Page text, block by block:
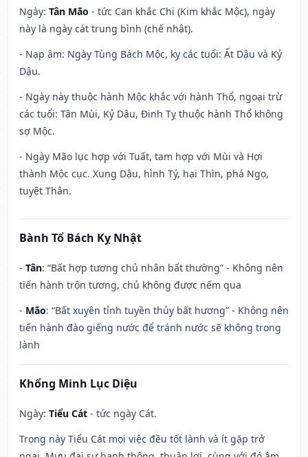
Ngày: Tân Mão - tức Can khắc Chi (Kim khắc Mộc), ngày
này là ngày cát trung bình (chế nhật).
- Nạp âm: Ngày Tùng Bách Mộc, kỵ các tuổi: Ất Dậu và Kỷ
Dậu.
- Ngày này thuộc hành Mộc khắc với hành Thổ, ngoại trừ
các tuổi: Tân Mùi, Kỷ Dậu, Đinh Tỵ thuộc hành Thổ không
sợ Mộc.
- Ngày Mão lục hợp với Tuất, tam hợp với Mùi và Hợi
thành Mộc cục. Xung Dậu, hình Tý, hại Thìn, phá Ngọ,
tuyệt Thân.
Bành Tổ Bách Kỵ Nhật
- Tân: “Bất hợp tương chủ nhân bất thường” - Không nên
tiến hành trộn tương, chủ không được nếm qua
- Mão: “Bất xuyên tỉnh tuyền thủy bất hương” - Không nên
tiến hành đào giếng nước để tránh nước sẽ không trong
lành
Khổng Minh Lục Diệu
Ngày: Tiểu Cát - tức ngày Cát.
Trong này Tiểu Cát mọi việc đều tốt lành và ít gặp trở